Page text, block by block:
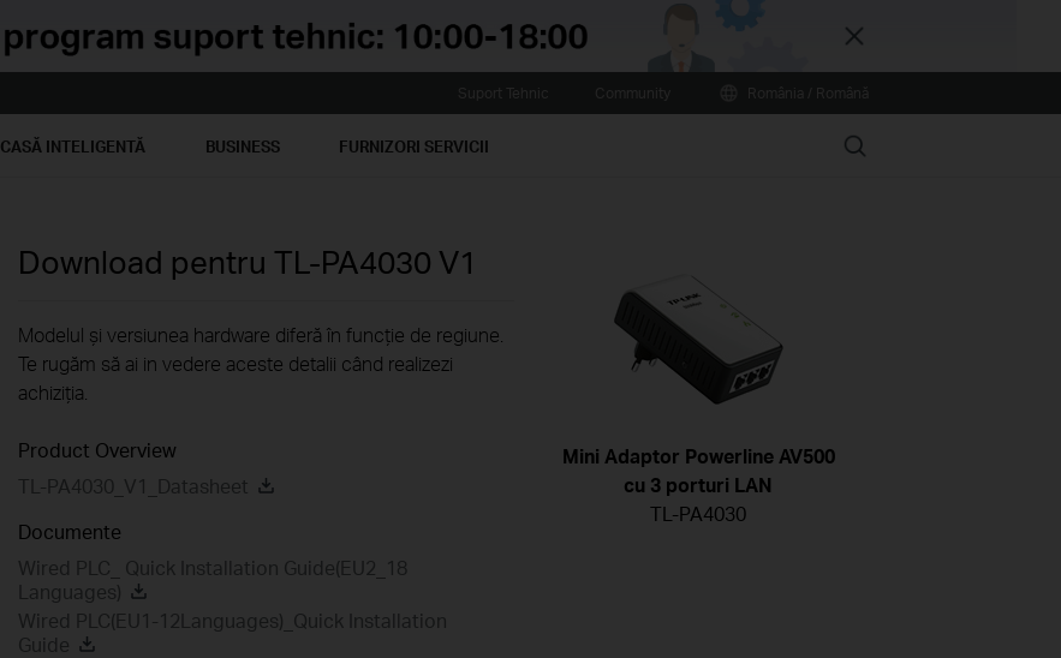
Close
CASĂ INTELIGENTĂ BUSINESS FURNIZORI SERVICII Search
Download pentru TL-PA4030 V1
Modelul și versiunea hardware diferă în funcție de regiune.
Te rugăm să ai in vedere aceste detalii când realizezi
achiziția.
Product Overview
TL-PA4030_V1_Datasheet
Documente
Wired PLC_ Quick Installation Guide(EU2_18
Languages)
Wired PLC(EU1-12Languages)_Quick Installation
Guide
Mini Adaptor Powerline AV500
cu 3 porturi LAN
TL-PA4030